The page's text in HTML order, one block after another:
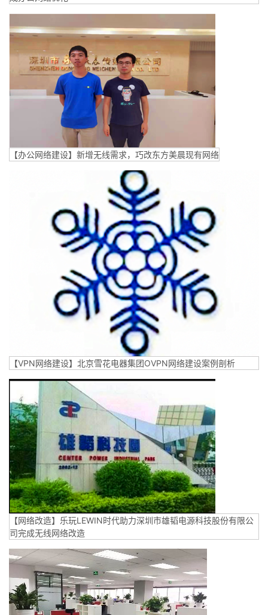
【办公网络建设】新增无线需求，巧改东方美晨现有网络
【VPN网络建设】北京雪花电器集团OVPN网络建设案例剖析
【网络改造】乐玩LEWIN时代助力深圳市雄韬电源科技股份有限公
司完成无线网络改造